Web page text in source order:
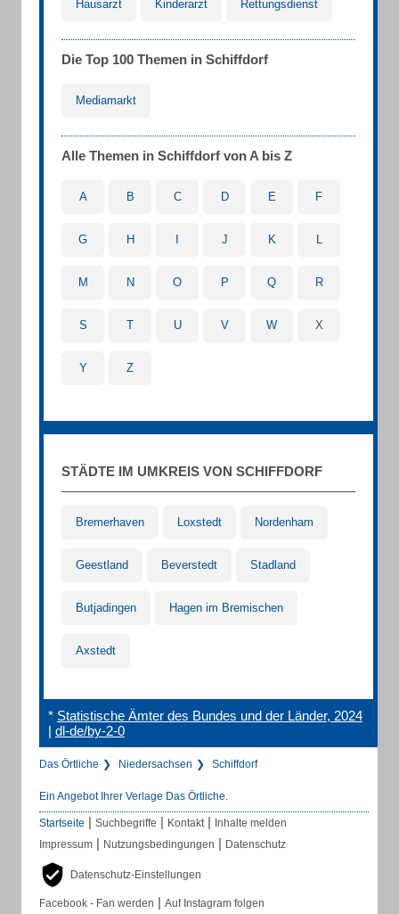
Hausarzt Kinderarzt Rettungsdienst
Die Top 100 Themen in Schiffdorf
Mediamarkt
Alle Themen in Schiffdorf von A bis Z
A B C D E F
G H J K L
M N O P Q R
S T U V W X
Y Z
STÄDTE IM UMKREIS VON SCHIFFDORF
Bremerhaven Loxstedt Nordenham
Geestland Beverstedt Stadland
Butjadingen Hagen im Bremischen
Axstedt
* Statistische Ämter des Bundes und der Länder, 2024
| dl-de/by-2-0
Das Örtliche Niedersachsen Schiffdorf
Ein Angebot Ihrer Verlage Das Örtliche.
Startseite | Suchbegriffe | Kontakt | Inhalte melden
Impressum | Nutzungsbedingungen | Datenschutz
Datenschutz-Einstellungen
Facebook - Fan werden | Auf Instagram folgen